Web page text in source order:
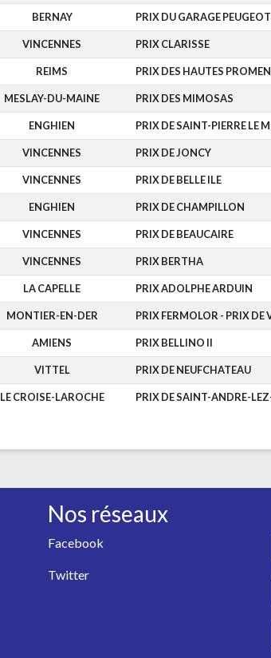
BERNAY PRIX DU GARAGE
VINCENNES PRIX CLARISSE
REIMS PRIX DES HAUTES
MESLAY-DU-MAINE PRIX DES MIMOSAS
ENGHIEN PRIX DE SAINT-PIERRE LE
VINCENNES PRIX DE JONCY
VINCENNES PRIX DE BELLE ILE
ENGHIEN PRIX DE CHAMPILLON
VINCENNES PRIX DE BEAUCAIRE
VINCENNES PRIX BERTHA
LA CAPELLE PRIX ADOLPHE ARDUIN
MONTIER-EN-DER PRIX FERMOLOR - PRIX DE
AMIENS PRIX BELLINO II
VITTEL PRIX DE NEUFCHATEAU
LE CROISE-LAROCHE PRIX DE SAINT-ANDRE-
Nos réseaux
Facebook
Twitter